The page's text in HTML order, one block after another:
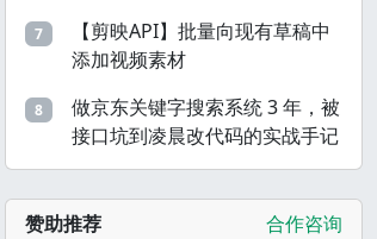
7
【剪映API】批量向现有草稿中
添加视频素材
8
做京东关键字搜索系统 3 年，被
接口坑到凌晨改代码的实战手记
赞助推荐 合作咨询